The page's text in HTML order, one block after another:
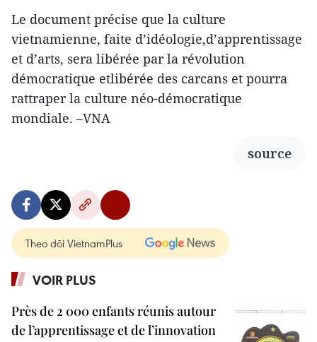
Le document précise que la culture
vietnamienne, faite d’idéologie,d’apprentissage
et d’arts, sera libérée par la révolution
démocratique etlibérée des carcans et pourra
rattraper la culture néo-démocratique
mondiale. –VNA
source
Theo dõi VietnamPlus
VOIR PLUS
Près de 2 000 enfants réunis autour
de l’apprentissage et de l’innovation